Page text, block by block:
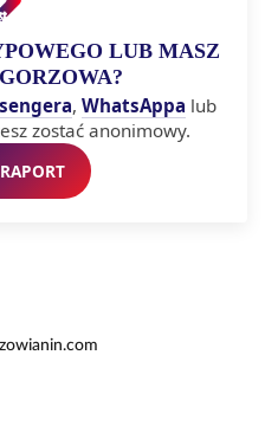
LUB MASZ
, WhatsAppa lub
zostać anonimowy.